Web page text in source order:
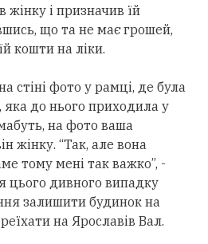
жінку і призначив їй
що та не має грошей,
кошти на ліки.
стіні фото у рамці, де була
яка до нього приходила у
на фото ваша
жінку. “Так, але вона
тому мені так важко”, -
цього дивного випадку
залишити будинок на
на Ярославів Вал.